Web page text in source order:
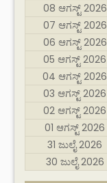
08 ಆಗಸ್ಟ್ 2026
07 ಆಗಸ್ಟ್ 2026
06 ಆಗಸ್ಟ್ 2026
05 ಆಗಸ್ಟ್ 2026
04 ಆಗಸ್ಟ್ 2026
03 ಆಗಸ್ಟ್ 2026
02 ಆಗಸ್ಟ್ 2026
01 ಆಗಸ್ಟ್ 2026
31 ಜುಲೈ 2026
30 ಜುಲೈ 2026